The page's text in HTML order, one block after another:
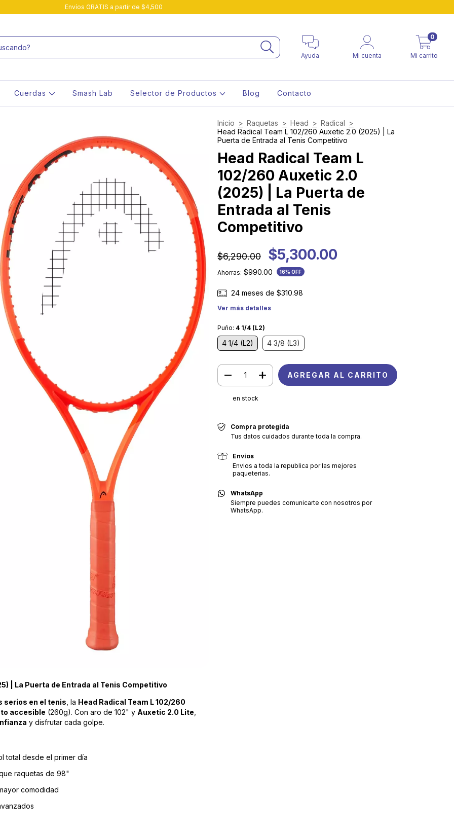
Envíos GRATIS a partir de $4,500
Ayuda Mi cuenta Mi carrito
0
Cuerdas Smash Lab Selector de Productos Blog Contacto
| La Puerta de Entrada al Tenis Competitivo
serios en el tenis, la Head Radical Team L 102/260
accesible (260g). Con aro de 102" y Auxetic 2.0 Lite,
y disfrutar cada golpe.
total desde el primer día
raquetas de 98"
comodidad
Inicio > Raquetas > Head > Radical >
Head Radical Team L 102/260 Auxetic 2.0 (2025) | La
Puerta de Entrada al Tenis Competitivo
Head Radical Team L
102/260 Auxetic 2.0
(2025) | La Puerta de
Entrada al Tenis
Competitivo
$6,290.00 $5,300.00
Ahorras: $990.00 16% OFF
24 meses de $310.98
Ver más detalles
Puño: 4 1/4 (L2)
4 1/4 (L2) 4 3/8 (L3)
en stock
Compra protegida
Tus datos cuidados durante toda la compra.
Envíos
Envios a toda la republica por las mejores
paqueterias.
WhatsApp
Siempre puedes comunicarte con nosotros por
WhatsApp.